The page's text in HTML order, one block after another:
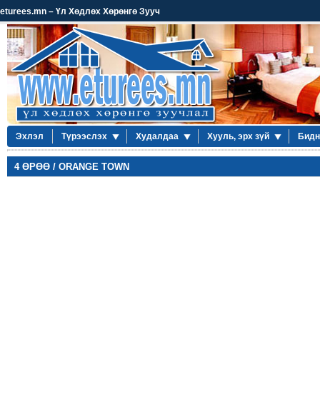
eturees.mn – Үл Хөдлөх Хөрөнгө Зууч
Эхлэл Түрээслэх Худалдаа Хууль, эрх зүй
4 ӨРӨӨ / ORANGE TOWN